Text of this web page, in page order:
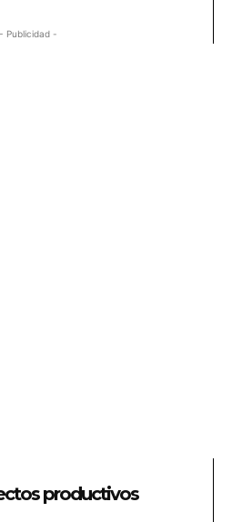
- Publicidad -
productivos